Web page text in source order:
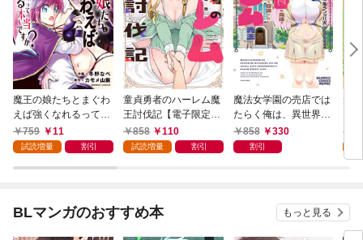
魔王の娘たちとまぐわ
えば強くなれるって本
当ですか？【特典ペー
パー付き】【カラーペ
759 11
試読増量 割引
童貞勇者のハーレム魔
王討伐記【電子限定特
典付き】 (1)
858 110
試読増量 割引
魔法女学園の売店では
たらく俺は、異世界か
ら召喚された『ハーレ
ム先生』です。 (1)
858 330
割引
っ
(1)
BLマンガのおすすめ本 もっと見る